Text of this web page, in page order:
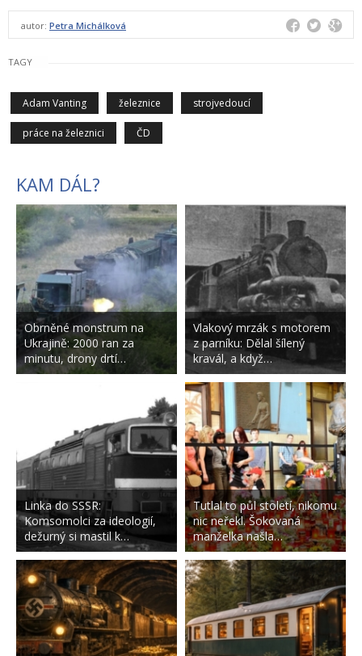
autor: Petra Michálková
TAGY
Adam Vanting železnice strojvedoucí
práce na železnici ČD
KAM DÁL?
Obrněné monstrum na
Ukrajině: 2000 ran za
minutu, drony drtí…
Linka do SSSR:
Komsomolci za ideologií,
dežurný si mastil k…
Vlakový mrzák s motorem
z parníku: Dělal šílený
kravál, a když…
Tutlal to půl století, nikomu
nic neřekl. Šokovaná
manželka našla…